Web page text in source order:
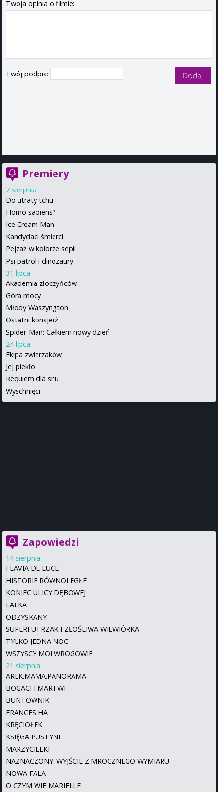
Twoja opinia o filmie:
Twój podpis:
Premiery
7 sierpnia
Do utraty tchu
Homo sapiens?
Ice Cream Man
Kandydaci śmierci
Pejzaż w kolorze sepii
Psi patrol i dinozaury
31 lipca
Akademia złoczyńców
Góra mocy
Młody Waszyngton
Ostatni konsjerż
Spider-Man: Całkiem nowy dzień
24 lipca
Ekipa zwierzaków
Jej piekło
Requiem dla snu
Wyschnięci
Zapowiedzi
14 sierpnia
FLAVIA DE LUCE
HISTORIE RÓWNOLEGŁE
KONIEC ULICY DĘBOWEJ
LALKA
ODZYSKANY
SUPERFUTRZAK I ZŁOŚLIWA WIEWIÓRKA
TYLKO JEDNA NOC
WSZYSCY MOI WROGOWIE
21 sierpnia
AREK.MAMA.PANORAMA
BOGACI I MARTWI
BUNTOWNIK
FRANCES HA
KRĘCIOŁEK
KSIĘGA PUSTYNI
MARZYCIELKI
NAZNACZONY: WYJŚCIE Z MROCZNEGO WYMIARU
NOWA FALA
O CZYM WIE MARIELLE